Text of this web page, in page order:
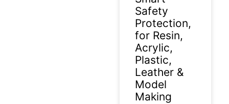
Safety
Protection,
for Resin,
Acrylic,
Plastic,
Leather &
Model
Making